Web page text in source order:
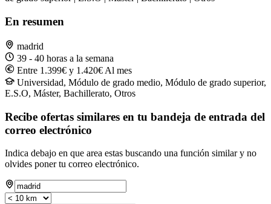
En resumen
madrid
39 - 40 horas a la semana
Entre 1.399€ y 1.420€ Al mes
Universidad, Módulo de grado medio, Módulo de grado superior,
E.S.O, Máster, Bachillerato, Otros
Recibe ofertas similares en tu bandeja de entrada del
correo electrónico
Indica debajo en que area estas buscando una función similar y no
olvides poner tu correo electrónico.